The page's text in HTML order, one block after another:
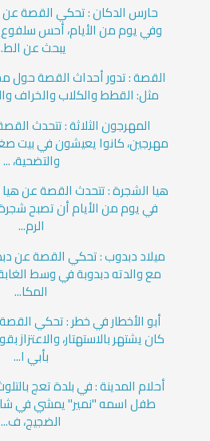
حارس الدكان : تحكي القصة
وفي يوم من الأيام، أحس سلفوع
يبحث عن
القصة : تدور أحداث القصة حول
مثل: القطط والكلاب والخراف
المهرجون الثلاثة : تتحدث
مهرجين، كانوا يعيشون في بيت
والتضحية، ...
هيا الشجرة : تتحدث القصة عن
في يوم من الأيام أن تصبح
الرم...
ميلاد دبدوب : تحكي القصة عن
مع والدته دبدوبة في وسط
المكا...
أبو الأخطار في خطر : تحكي
كان يشتهر بالاستهتار،
بأبي ا...
أحلام المدينة : في بلدة تعج
طفل اسمه "نمير" يمشي في
الضجيج، ف...